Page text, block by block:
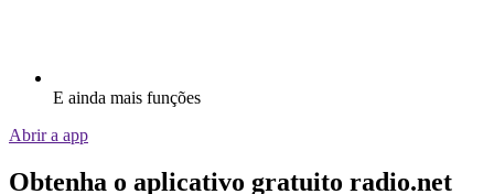
E ainda mais funções
Abrir a app
Obtenha o aplicativo gratuito radio.net